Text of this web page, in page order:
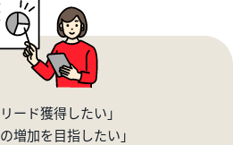
ード獲得したい」
増加を目指したい」